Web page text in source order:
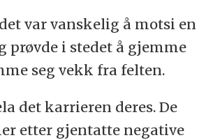
var vanskelig å motsi en
prøvde i stedet å gjemme
seg vekk fra felten.
det karrieren deres. De
etter gjentatte negative